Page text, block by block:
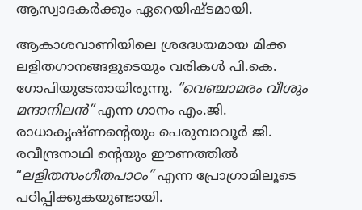
ആസ്വാദകർക്കും ഏറെയിഷ്ടമായി.
ആകാശവാണിയിലെ ശ്രദ്ധേയമായ മിക്ക
ലളിതഗാനങ്ങളുടെയും വരികൾ പി.കെ.
ഗോപിയുടേതായിരുന്നു. “വെഞ്ചാമരം വീശും
മന്ദാനിലന്‍”എന്ന ഗാനം എം.ജി.
രാധാകൃഷ്ണന്റെയും പെരുമ്പാവൂര്‍ ജി.
രവീന്ദ്രനാഥി ന്റെയും ഈണത്തിൽ
“ലളിതസംഗീതപാഠം”എന്ന പ്രോഗ്രാമിലൂടെ
പഠിപ്പിക്കുകയുണ്ടായി.